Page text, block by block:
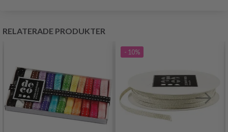
RELATERADE PRODUKTER
- 10%